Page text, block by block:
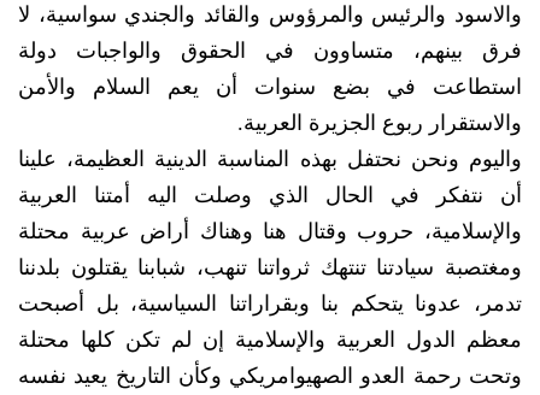
والاسود والرئيس والمرؤوس والقائد والجندي سواسية، لا
فرق بينهم، متساوون في الحقوق والواجبات دولة
استطاعت في بضع سنوات أن يعم السلام والأمن
والاستقرار ربوع الجزيرة العربية.
واليوم ونحن نحتفل بهذه المناسبة الدينية العظيمة، علينا
أن نتفكر في الحال الذي وصلت اليه أمتنا العربية
والإسلامية، حروب وقتال هنا وهناك أراض عربية محتلة
ومغتصبة سيادتنا تنتهك ثرواتنا تنهب، شبابنا يقتلون بلدننا
تدمر، عدونا يتحكم بنا وبقراراتنا السياسية، بل أصبحت
معظم الدول العربية والإسلامية إن لم تكن كلها محتلة
وتحت رحمة العدو الصهيوامريكي وكأن التاريخ يعيد نفسه